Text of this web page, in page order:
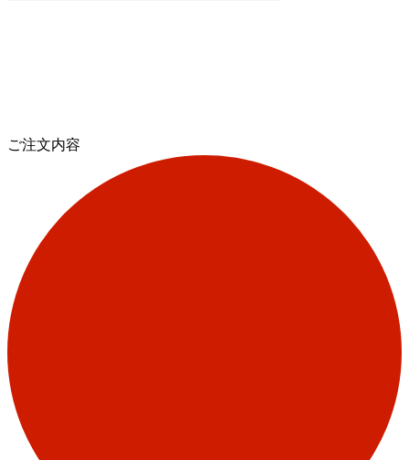
ご注文内容